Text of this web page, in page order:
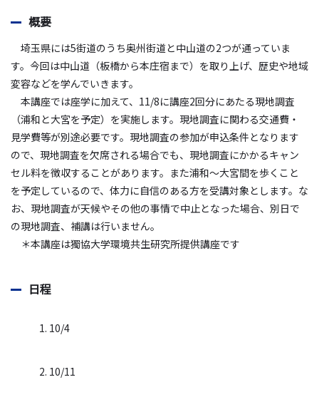
概要
埼玉県には5街道のうち奥州街道と中山道の2つが通っていま
す。今回は中山道（板橋から本庄宿まで）を取り上げ、歴史や地域
変容などを学んでいきます。
本講座では座学に加えて、11/8に講座2回分にあたる現地調査
（浦和と大宮を予定）を実施します。現地調査に関わる交通費・
見学費等が別途必要です。現地調査の参加が申込条件となります
ので、現地調査を欠席される場合でも、現地調査にかかるキャン
セル料を徴収することがあります。また浦和～大宮間を歩くこと
を予定しているので、体力に自信のある方を受講対象とします。な
お、現地調査が天候やその他の事情で中止となった場合、別日で
の現地調査、補講は行いません。
＊本講座は獨協大学環境共生研究所提供講座です
日程
1. 10/4
2. 10/11